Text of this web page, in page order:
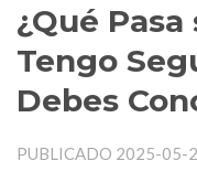
¿Qué
Tengo
Debes
PUBLICADO 2025-05-